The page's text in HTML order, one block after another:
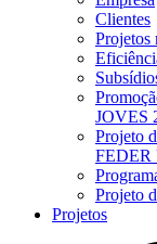
Clientes
Projetos
JOVES
Projeto
FEDER
Projeto
Projetos